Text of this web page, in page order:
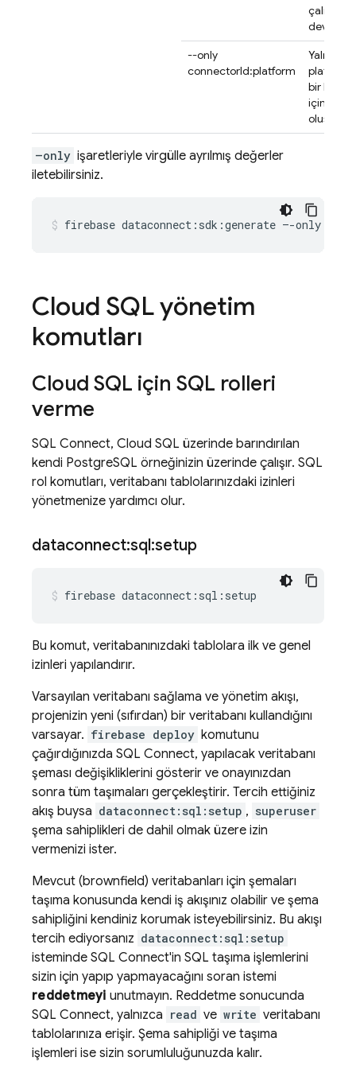
devam
--only
connectorId:platform
Yalnızca
platform
bir
için SDK
–only işaretleriyle virgülle ayrılmış değerler
iletebilirsiniz.
firebase dataconnect:sdk:generate –-only
Cloud SQLyönetim
komutları
Cloud SQL için SQL rolleri
verme
SQL Connect, Cloud SQL üzerinde barındırılan
kendi PostgreSQL örneğinizin üzerinde çalışır. SQL
rol komutları, veritabanı tablolarınızdaki izinleri
yönetmenize yardımcı olur.
dataconnect:sql:setup
firebase dataconnect:sql:setup
Bu komut, veritabanınızdaki tablolara ilk ve genel
izinleri yapılandırır.
Varsayılan veritabanı sağlama ve yönetim akışı,
projenizin yeni (sıfırdan) bir veritabanı kullandığını
varsayar. firebase deploy komutunu
çağırdığınızda SQL Connect, yapılacak veritabanı
şeması değişikliklerini gösterir ve onayınızdan
sonra tüm taşımaları gerçekleştirir. Tercih ettiğiniz
akış buysa dataconnect:sql:setup , superuser
şema sahiplikleri de dahil olmak üzere izin
vermenizi ister.
Mevcut (brownfield) veritabanları için şemaları
taşıma konusunda kendi iş akışınız olabilir ve şema
sahipliğini kendiniz korumak isteyebilirsiniz. Bu akışı
tercih ediyorsanız dataconnect:sql:setup
isteminde SQL Connect'in SQL taşıma işlemlerini
sizin için yapıp yapmayacağını soran istemi
reddetmeyi unutmayın. Reddetme sonucunda
SQL Connect, yalnızca read ve write veritabanı
tablolarınıza erişir. Şema sahipliği ve taşıma
işlemleri ise sizin sorumluluğunuzda kalır.